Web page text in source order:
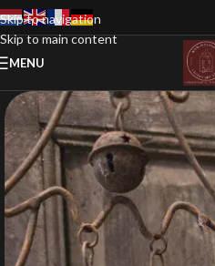
Skip to navigation
Skip to main content
MENU